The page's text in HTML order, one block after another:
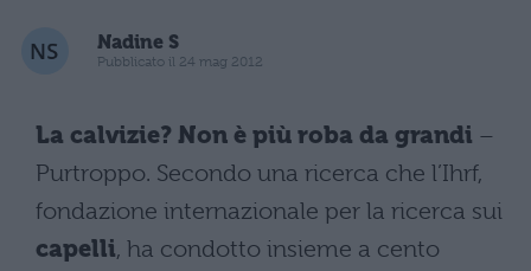
Nadine S
Pubblicato il 24 mag 2012
La calvizie? Non è più roba da grandi –
Purtroppo. Secondo una ricerca che l’Ihrf,
fondazione internazionale per la ricerca sui
capelli, ha condotto insieme a cento